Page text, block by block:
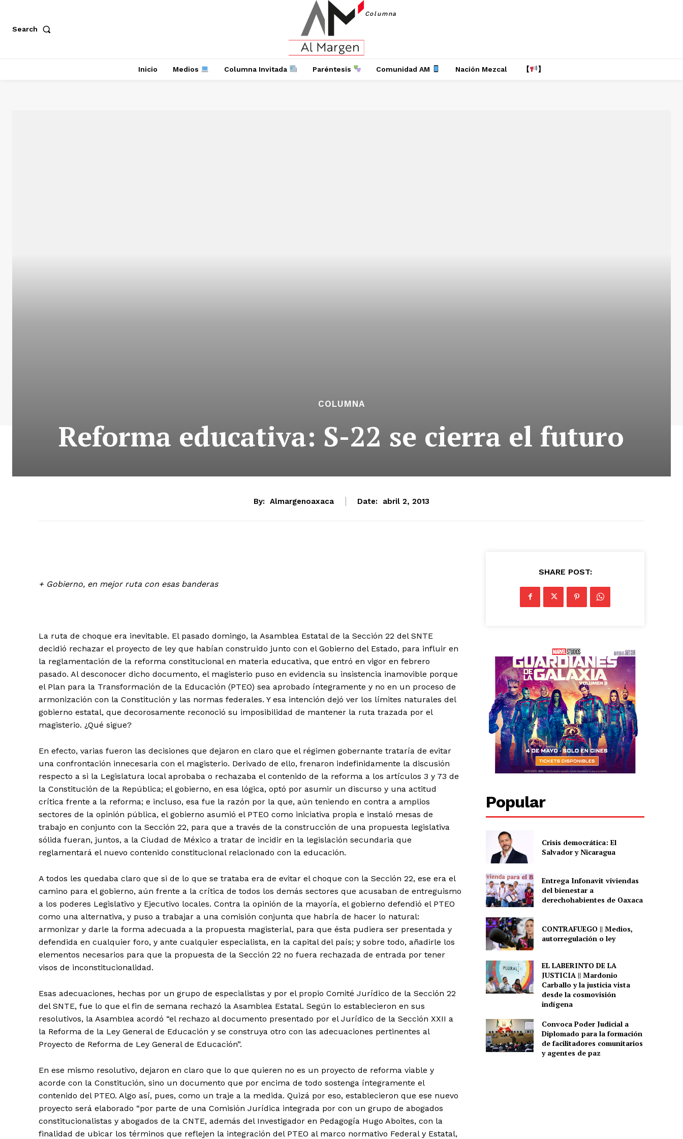
+ Todas las formas de lucha, potencialmente enlazadas
Search
Columna
Inicio Medios Columna Invitada Paréntesis Comunidad AM Nación Mezcal 【 】
COLUMNA
Reforma educativa: S-22 se cierra el futuro
By: Almargenoaxaca Date: abril 2, 2013
+ Gobierno, en mejor ruta con esas banderas
La ruta de choque era inevitable. El pasado domingo, la Asamblea Estatal de la Sección 22 del SNTE
decidió rechazar el proyecto de ley que habían construido junto con el Gobierno del Estado, para influir en
la reglamentación de la reforma constitucional en materia educativa, que entró en vigor en febrero
pasado. Al desconocer dicho documento, el magisterio puso en evidencia su insistencia inamovible porque
el Plan para la Transformación de la Educación (PTEO) sea aprobado íntegramente y no en un proceso de
armonización con la Constitución y las normas federales. Y esa intención dejó ver los límites naturales del
gobierno estatal, que decorosamente reconoció su imposibilidad de mantener la ruta trazada por el
magisterio. ¿Qué sigue?
En efecto, varias fueron las decisiones que dejaron en claro que el régimen gobernante trataría de evitar
una confrontación innecesaria con el magisterio. Derivado de ello, frenaron indefinidamente la discusión
respecto a si la Legislatura local aprobaba o rechazaba el contenido de la reforma a los artículos 3 y 73 de
la Constitución de la República; el gobierno, en esa lógica, optó por asumir un discurso y una actitud
crítica frente a la reforma; e incluso, esa fue la razón por la que, aún teniendo en contra a amplios
sectores de la opinión pública, el gobierno asumió el PTEO como iniciativa propia e instaló mesas de
trabajo en conjunto con la Sección 22, para que a través de la construcción de una propuesta legislativa
sólida fueran, juntos, a la Ciudad de México a tratar de incidir en la legislación secundaria que
reglamentará el nuevo contenido constitucional relacionado con la educación.
A todos les quedaba claro que si de lo que se trataba era de evitar el choque con la Sección 22, ese era el
camino para el gobierno, aún frente a la crítica de todos los demás sectores que acusaban de entreguismo
a los poderes Legislativo y Ejecutivo locales. Contra la opinión de la mayoría, el gobierno defendió el PTEO
como una alternativa, y puso a trabajar a una comisión conjunta que habría de hacer lo natural:
armonizar y darle la forma adecuada a la propuesta magisterial, para que ésta pudiera ser presentada y
defendida en cualquier foro, y ante cualquier especialista, en la capital del país; y sobre todo, añadirle los
elementos necesarios para que la propuesta de la Sección 22 no fuera rechazada de entrada por tener
visos de inconstitucionalidad.
Esas adecuaciones, hechas por un grupo de especialistas y por el propio Comité Jurídico de la Sección 22
del SNTE, fue lo que el fin de semana rechazó la Asamblea Estatal. Según lo establecieron en sus
resolutivos, la Asamblea acordó “el rechazo al documento presentado por el Jurídico de la Sección XXII a
la Reforma de la Ley General de Educación y se construya otro con las adecuaciones pertinentes al
Proyecto de Reforma de Ley General de Educación”.
En ese mismo resolutivo, dejaron en claro que lo que quieren no es un proyecto de reforma viable y
acorde con la Constitución, sino un documento que por encima de todo sostenga íntegramente el
contenido del PTEO. Algo así, pues, como un traje a la medida. Quizá por eso, establecieron que ese nuevo
proyecto será elaborado “por parte de una Comisión Jurídica integrada por con un grupo de abogados
constitucionalistas y abogados de la CNTE, además del Investigador en Pedagogía Hugo Aboites, con la
finalidad de ubicar los términos que reflejen la integración del PTEO al marco normativo Federal y Estatal,
SHARE POST:
Popular
Crisis democrática: El
Salvador y Nicaragua
Entrega Infonavit viviendas
del bienestar a
derechohabientes de Oaxaca
CONTRAFUEGO || Medios,
autorregulación o ley
EL LABERINTO DE LA
JUSTICIA || Mardonio
Carballo y la justicia vista
desde la cosmovisión
indígena
Convoca Poder Judicial a
Diplomado para la formación
de facilitadores comunitarios
y agentes de paz